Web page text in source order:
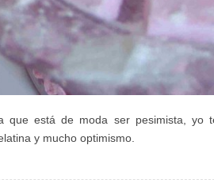
que está de moda ser pesimista, yo
y mucho optimismo.